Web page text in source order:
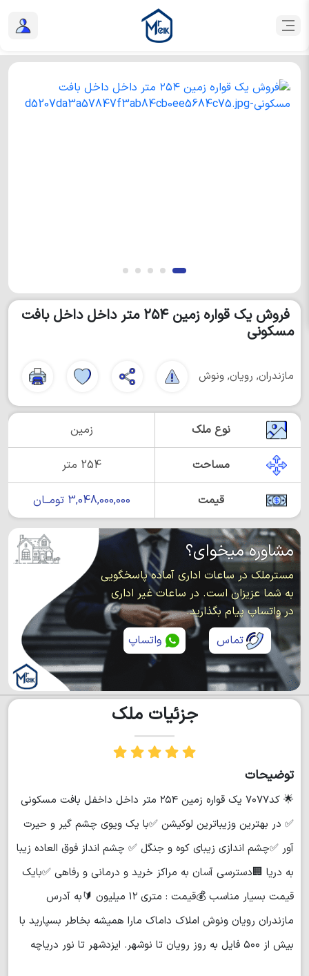
فروش یک قواره زمين ۲۵۴ متر داخل داخل بافت
مسكوني
مازندران, رویان, ونوش
نوع ملک زمین
مساحت 254 متر
قیمت 3,048,000,000 تومــان
مشاوره میخوای؟
مسترملک در ساعات اداری آماده پاسخگویی
به شما عزیزان است. در ساعات غیر اداری
در واتساپ پیام بگذارید.
تماس
واتساپ
جزئیات ملک
توضیحات
🌟 کد۷۰۷۷ یک قواره زمين ۲۵۴ متر داخل داخفل بافت مسكوني
✅ در بهترین وزیباترین لوکیشن ✅با یک ویوی چشم گیر و حیرت
آور ✅چشم اندازی زیبای کوه و جنگل ✅ چشم انداز فوق العاده زیبا
به دریا 🏢دسترسی آسان به مراکز خرید و درمانی و رفاهی ✅بایک
قیمت بسیار مناسب 💰قیمت : متري ۱۲ ميليون 🔰به آدرس
مازندران رویان ونوش املاک داماک مارا همیشه بخاطر بسپارید با
بیش از ۵۰۰ فایل به روز رویان تا نوشهر. ایزدشهر تا نور دریاچه